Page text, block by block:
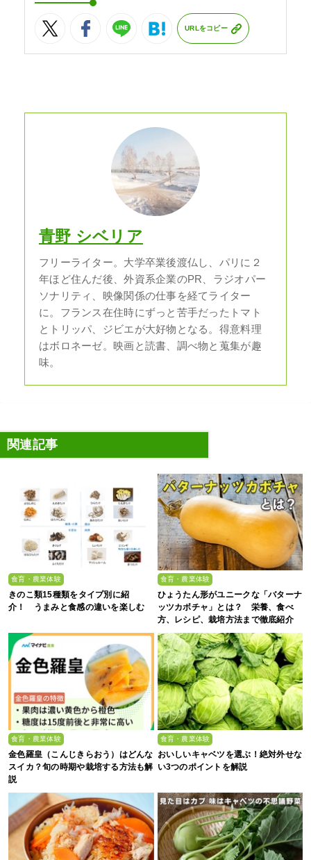
URLをコピー
青野 シベリア
フリーライター。大学卒業後渡仏し、パリに２
年ほど住んだ後、外資系企業のPR、ラジオパー
ソナリティ、映像関係の仕事を経てライター
に。フランス在住時にずっと苦手だったトマト
とトリッパ、ジビエが大好物となる。得意料理
はボロネーゼ。映画と読書、調べ物と蒐集が趣
味。
関連記事
食育・農業体験
きのこ類15種類をタイプ別に紹
介！ うまみと食感の違いを楽しむ
食育・農業体験
ひょうたん形がユニークな「バターナ
ッツカボチャ」とは？ 栄養、食べ
方、レシピ、栽培方法まで徹底紹介
食育・農業体験
金色羅皇（こんじきらおう）はどんな
スイカ？旬の時期や栽培する方法も解
説
食育・農業体験
おいしいキャベツを選ぶ！絶対外せな
い3つのポイントを解説